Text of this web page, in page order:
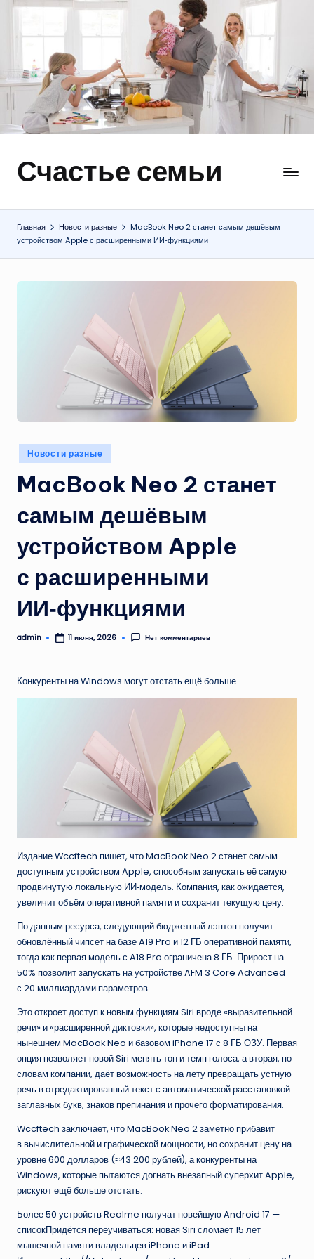
содержимому
Счастье семьи
Быт,
отношения
Главная Новости разные
MacBook Neo 2 станет самым дешёвым
устройством Apple с расширенными ИИ‑функциями
Опубликовано
в
Новости разные
MacBook Neo 2 станет
самым дешёвым
устройством Apple
с расширенными
ИИ‑функциями
Запись
admin 11 июня, 2026 Нет комментариев
Конкуренты на Windows могут отстать ещё больше.
Издание Wccftech пишет, что MacBook Neo 2 станет самым
доступным устройством Apple, способным запускать её самую
продвинутую локальную ИИ‑модель. Компания, как ожидается,
увеличит объём оперативной памяти и сохранит текущую цену.
По данным ресурса, следующий бюджетный лэптоп получит
обновлённый чипсет на базе A19 Pro и 12 ГБ оперативной памяти,
тогда как первая модель с A18 Pro ограничена 8 ГБ. Прирост на
50% позволит запускать на устройстве AFM 3 Core Advanced
с 20 миллиардами параметров.
Это откроет доступ к новым функциям Siri вроде «выразительной
речи» и «расширенной диктовки», которые недоступны на
нынешнем MacBook Neo и базовом iPhone 17 с 8 ГБ ОЗУ. Первая
опция позволяет новой Siri менять тон и темп голоса, а вторая, по
словам компании, даёт возможность на лету превращать устную
речь в отредактированный текст с автоматической расстановкой
заглавных букв, знаков препинания и прочего форматирования.
Wccftech заключает, что MacBook Neo 2 заметно прибавит
в вычислительной и графической мощности, но сохранит цену на
уровне 600 долларов (≈43 200 рублей), а конкуренты на
Windows, которые пытаются догнать внезапный суперхит Apple,
рискуют ещё больше отстать.
Более 50 устройств Realme получат новейшую Android 17 —
списокПридётся переучиваться: новая Siri сломает 15 лет
мышечной памяти владельцев iPhone и iPad